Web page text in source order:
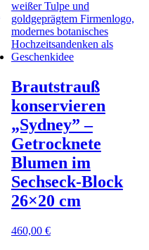
Brautstrauß
konservieren
„Sydney” –
Getrocknete
Blumen im
Sechseck-Block
26×20 cm
460,00 €